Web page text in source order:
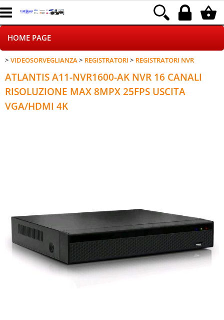
HOME PAGE
CHI SIAMO
LOGISTICA
PAGAMENTI
CONTATTI
VIDEOSORVEGLIANZA REGISTRATORI REGISTRATORI NVR
ATLANTIS A11-NVR1600-AK NVR 16 CANALI
RISOLUZIONE MAX 8MPX 25FPS USCITA
VGA/HDMI 4K